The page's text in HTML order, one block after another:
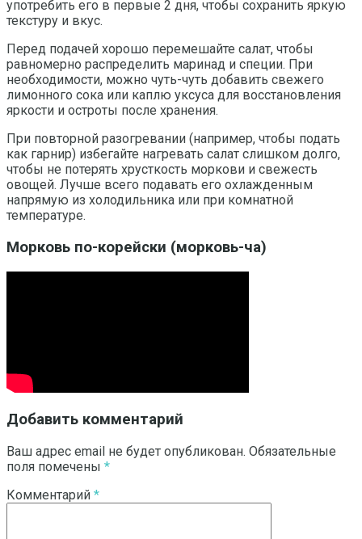
употребить его в первые 2 дня, чтобы сохранить яркую
текстуру и вкус.
Перед подачей хорошо перемешайте салат, чтобы
равномерно распределить маринад и специи. При
необходимости, можно чуть-чуть добавить свежего
лимонного сока или каплю уксуса для восстановления
яркости и остроты после хранения.
При повторной разогревании (например, чтобы подать
как гарнир) избегайте нагревать салат слишком долго,
чтобы не потерять хрусткость моркови и свежесть
овощей. Лучше всего подавать его охлажденным
напрямую из холодильника или при комнатной
температуре.
Морковь по-корейски (морковь-ча)
Добавить комментарий
Ваш адрес email не будет опубликован. Обязательные
поля помечены *
Комментарий *